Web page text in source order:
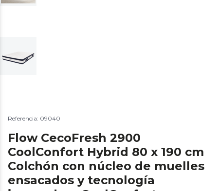
Referencia: 09040
Flow CecoFresh 2900
CoolConfort Hybrid 80 x 190 cm
Colchón con núcleo de muelles
ensacados y tecnología